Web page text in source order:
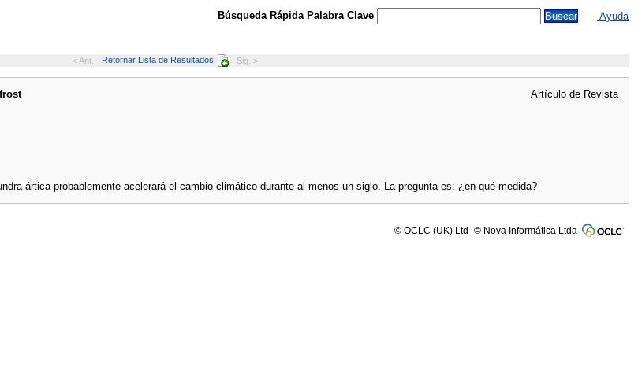
Búsqueda Rápida Palabra Clave Ayuda
< Ant. Retornar Lista de Resultados Sig. >
Artículo de Revista
ártica probablemente acelerará el cambio climático durante al menos un siglo. La pregunta es: ¿en qué medida?
© OCLC (UK) Ltd- © Nova Informática Ltda